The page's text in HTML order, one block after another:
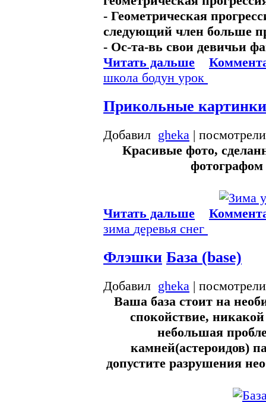
- Геометрическая
следующий член больше
- Ос-та-вь свои девичьи
Читать дальше
школа бодун урок
Прикольные картинки
Добавил gheka |
Красивые фото,
Читать дальше
зима деревья снег
Флэшки База (base)
Добавил gheka |
Ваша база стоит на
спокойствие,
небольшая
камней(астероидов)
допустите разрушения